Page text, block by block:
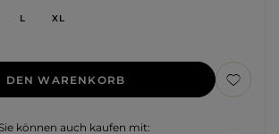
L XL
DEN WARENKORB
können auch kaufen mit: